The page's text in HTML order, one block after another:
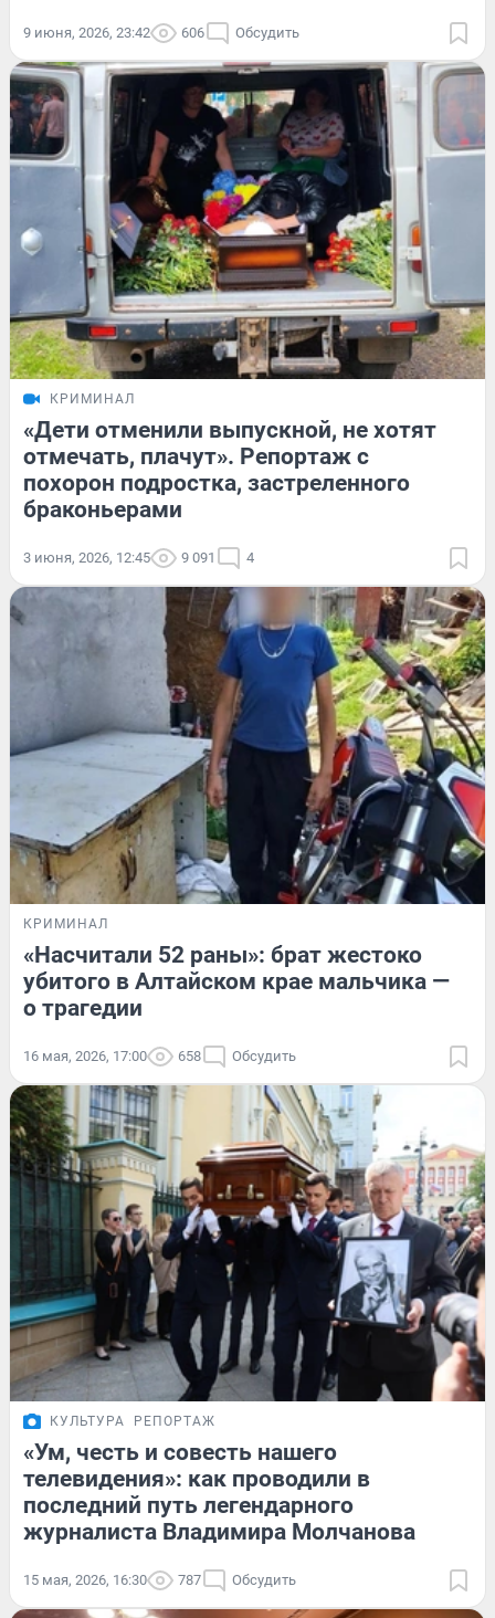
9 июня, 2026, 23:42 606 Обсудить
КРИМИНАЛ
«Дети отменили выпускной, не хотят
отмечать, плачут». Репортаж с
похорон подростка, застреленного
браконьерами
3 июня, 2026, 12:45 9 091 4
КРИМИНАЛ
«Насчитали 52 раны»: брат жестоко
убитого в Алтайском крае мальчика —
о трагедии
16 мая, 2026, 17:00 658 Обсудить
КУЛЬТУРА РЕПОРТАЖ
«Ум, честь и совесть нашего
телевидения»: как проводили в
последний путь легендарного
журналиста Владимира Молчанова
15 мая, 2026, 16:30 787 Обсудить